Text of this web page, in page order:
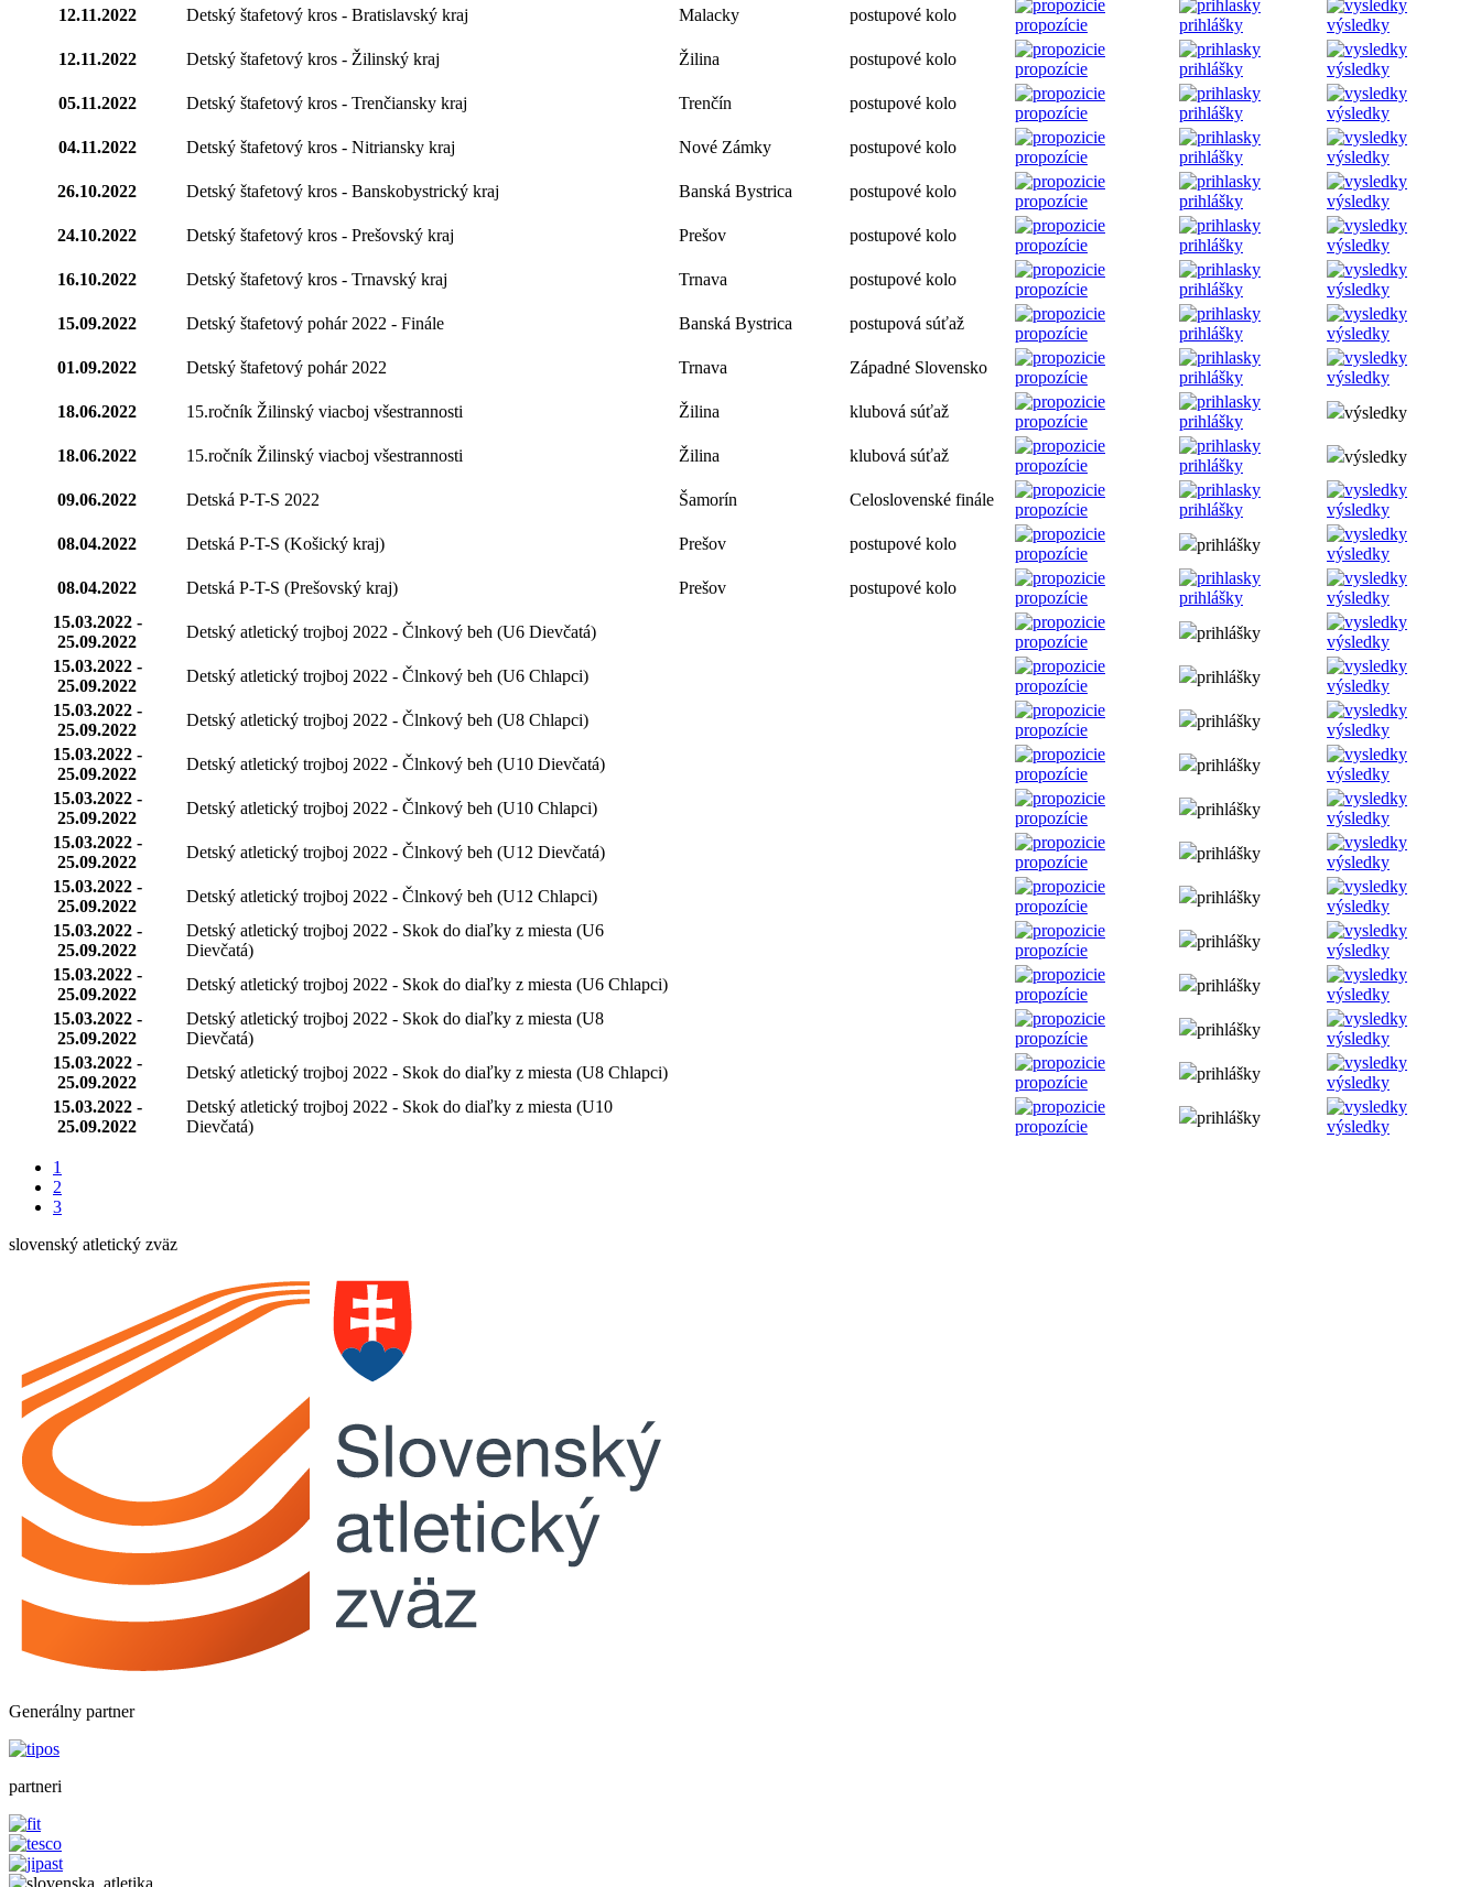
12.11.2022
Detský štafetový kros - Bratislavský kraj Malacky postupové kolo
propozície prihlášky
výsledky
12.11.2022
Detský štafetový kros - Žilinský kraj Žilina postupové kolo
propozície prihlášky
výsledky
05.11.2022
Detský štafetový kros - Trenčiansky kraj Trenčín postupové kolo
propozície prihlášky
výsledky
04.11.2022
Detský štafetový kros - Nitriansky kraj Nové Zámky postupové kolo
propozície prihlášky
výsledky
26.10.2022
Detský štafetový kros - Banskobystrický kraj Banská Bystrica postupové kolo
propozície prihlášky
výsledky
24.10.2022
Detský štafetový kros - Prešovský kraj Prešov postupové kolo
propozície prihlášky
výsledky
16.10.2022
Detský štafetový kros - Trnavský kraj Trnava postupové kolo
propozície prihlášky
výsledky
15.09.2022
Detský štafetový pohár 2022 - Finále Banská Bystrica postupová súťaž
propozície prihlášky
výsledky
01.09.2022
Detský štafetový pohár 2022 Trnava Západné Slovensko
propozície prihlášky
výsledky
18.06.2022
15.ročník Žilinský viacboj všestrannosti Žilina klubová súťaž
propozície prihlášky výsledky
18.06.2022 15.ročník Žilinský viacboj všestrannosti Žilina klubová súťaž
propozície prihlášky výsledky
09.06.2022 Detská P-T-S 2022 Šamorín Celoslovenské finále
propozície prihlášky
výsledky
08.04.2022
Detská P-T-S (Košický kraj) Prešov postupové kolo
propozície prihlášky
výsledky
08.04.2022
Detská P-T-S (Prešovský kraj) Prešov postupové kolo
propozície prihlášky
výsledky
15.03.2022 -
25.09.2022
Detský atletický trojboj 2022 - Člnkový beh (U6 Dievčatá)
propozície prihlášky
výsledky
15.03.2022 -
25.09.2022
Detský atletický trojboj 2022 - Člnkový beh (U6 Chlapci)
propozície prihlášky
výsledky
15.03.2022 -
25.09.2022
Detský atletický trojboj 2022 - Člnkový beh (U8 Chlapci)
propozície prihlášky
výsledky
15.03.2022 -
25.09.2022
Detský atletický trojboj 2022 - Člnkový beh (U10 Dievčatá)
propozície prihlášky
výsledky
15.03.2022 -
25.09.2022
Detský atletický trojboj 2022 - Člnkový beh (U10 Chlapci)
propozície prihlášky
výsledky
15.03.2022 -
25.09.2022
Detský atletický trojboj 2022 - Člnkový beh (U12 Dievčatá)
propozície prihlášky
výsledky
15.03.2022 -
25.09.2022
Detský atletický trojboj 2022 - Člnkový beh (U12 Chlapci)
propozície prihlášky
výsledky
15.03.2022 -
25.09.2022
Detský atletický trojboj 2022 - Skok do diaľky z miesta (U6
Dievčatá)
propozície prihlášky
výsledky
15.03.2022 -
25.09.2022
Detský atletický trojboj 2022 - Skok do diaľky z miesta (U6 Chlapci)
propozície prihlášky
výsledky
15.03.2022 -
25.09.2022
Detský atletický trojboj 2022 - Skok do diaľky z miesta (U8
Dievčatá)
propozície prihlášky
výsledky
15.03.2022 -
25.09.2022
Detský atletický trojboj 2022 - Skok do diaľky z miesta (U8 Chlapci)
propozície prihlášky
výsledky
15.03.2022 -
25.09.2022
Detský atletický trojboj 2022 - Skok do diaľky z miesta (U10
Dievčatá)
propozície prihlášky výsledky
1
2
3
slovenský atletický zväz
Generálny partner
partneri